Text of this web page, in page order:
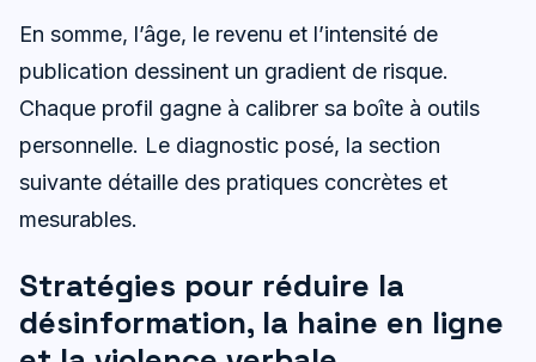
En somme, l’âge, le revenu et l’intensité de
publication dessinent un gradient de risque.
Chaque profil gagne à calibrer sa boîte à outils
personnelle. Le diagnostic posé, la section
suivante détaille des pratiques concrètes et
mesurables.
Stratégies pour réduire la
désinformation, la haine en ligne